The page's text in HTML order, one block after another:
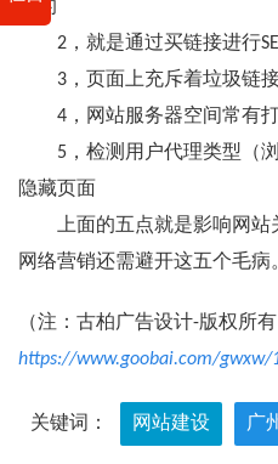
目的
2，就是通过买链接进行
3，页面上充斥着垃圾链接
4，网站服务器空间常有打
5，检测用户代理类型（浏
隐藏页面
上面的五点就是影响网站
网络营销还需避开这五个毛病
（注：古柏广告设计-版权所有
https://www.goobai.com/gwxw/
关键词： 网站建设 广